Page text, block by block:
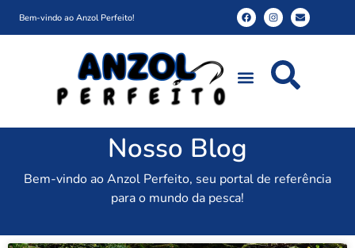
Bem-vindo ao Anzol Perfeito!
Nosso Blog
Bem-vindo ao Anzol Perfeito, seu portal de referência
para o mundo da pesca!